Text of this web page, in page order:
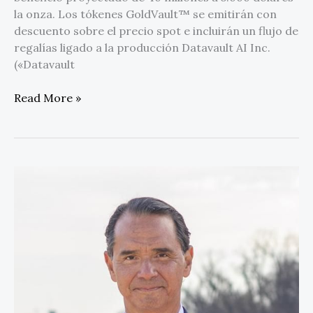
la onza. Los tókenes GoldVault™ se emitirán con
descuento sobre el precio spot e incluirán un flujo de
regalías ligado a la producción Datavault AI Inc.
(«Datavault
Read More »